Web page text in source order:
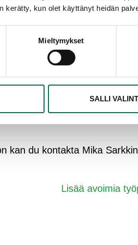
kerätty, kun olet käyttänyt heidän
Mieltymykset
SALLI
hos
kan du kontakta Mika
Lisää avoimia